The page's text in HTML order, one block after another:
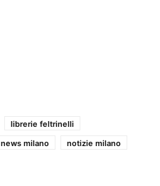
librerie feltrinelli
news milano
notizie milano